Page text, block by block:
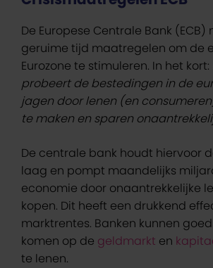
De Europese Centrale Bank (ECB)
geruime tijd maatregelen om de
Eurozone te stimuleren. In het kort:
probeert de bestedingen in de
jagen door lenen (en
te maken en sparen
De centrale bank houdt hiervoor
laag en pompt maandelijks
economie door onaantrekkelijke
kopen. Dit heeft een drukkend
marktrentes. Banken kunnen
komen op de geldmarkt en
te lenen.